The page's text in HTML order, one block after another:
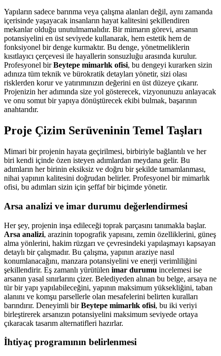
Yapıların sadece barınma veya çalışma alanları değil, aynı zamanda
içerisinde yaşayacak insanların hayat kalitesini şekillendiren
mekanlar olduğu unutulmamalıdır. Bir mimarın görevi, arsanın
potansiyelini en üst seviyede kullanarak, hem estetik hem de
fonksiyonel bir denge kurmaktır. Bu denge, yönetmeliklerin
kısıtlayıcı çerçevesi ile hayallerin sonsuzluğu arasında kurulur.
Profesyonel birBeytepe mimarlık ofisi, bu dengeyi kurarken sizin
adınıza tüm teknik ve bürokratik detayları yönetir, sizi olası
risklerden korur ve yatırımınızın değerini en üst düzeye çıkarır.
Projenizin her adımında size yol gösterecek, vizyonunuzu anlayacak
ve onu somut bir yapıya dönüştürecek ekibi bulmak, başarının
anahtarıdır.
Proje Çizim Serüveninin Temel Taşları
Mimari bir projenin hayata geçirilmesi, birbiriyle bağlantılı ve her
biri kendi içinde özen isteyen adımlardan meydana gelir. Bu
adımların her birinin eksiksiz ve doğru bir şekilde tamamlanması,
nihai yapının kalitesini doğrudan belirler. Profesyonel bir mimarlık
ofisi, bu adımları sizin için şeffaf bir biçimde yönetir.
Arsa analizi ve imar durumu değerlendirmesi
Her şey, projenin inşa edileceği toprak parçasını tanımakla başlar.
Arsa analizi, arazinin topografik yapısını, zemin özelliklerini, güneş
alma yönlerini, hakim rüzgarı ve çevresindeki yapılaşmayı kapsayan
detaylı bir çalışmadır. Bu çalışma, yapının araziye nasıl
konumlanacağını, manzara potansiyelini ve enerji verimliliğini
şekillendirir. Eş zamanlı yürütülen imar durumu incelemesi ise
arsanın yasal sınırlarını çizer. Belediyeden alınan bu belge, arsaya ne
tür bir yapı yapılabileceğini, yapının maksimum yüksekliğini, taban
alanını ve komşu parsellerle olan mesafelerini belirten kuralları
barındırır. Deneyimli birBeytepe mimarlık ofisi, bu iki veriyi
birleştirerek arsanızın potansiyelini maksimum seviyede ortaya
çıkaracak tasarım alternatifleri hazırlar.
İhtiyaç programının belirlenmesi